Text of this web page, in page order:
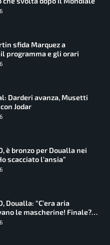
sfida Marquez a
programma e gli orari
Darderi avanza, Musetti
Jodar
è bronzo per Doualla nei
scacciato l’ansia”
Doualla: “C’era aria
le mascherine! Finale?
perdere”